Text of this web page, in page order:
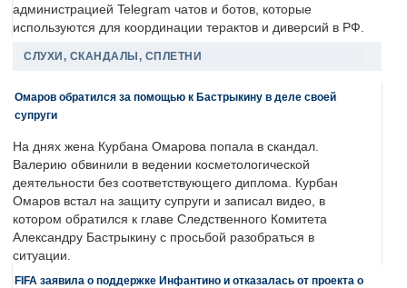
администрацией Telegram чатов и ботов, которые
используются для координации терактов и диверсий в РФ.
СЛУХИ, СКАНДАЛЫ, СПЛЕТНИ
Омаров обратился за помощью к Бастрыкину в деле своей
супруги
На днях жена Курбана Омарова попала в скандал.
Валерию обвинили в ведении косметологической
деятельности без соответствующего диплома. Курбан
Омаров встал на защиту супруги и записал видео, в
котором обратился к главе Следственного Комитета
Александру Бастрыкину с просьбой разобраться в
ситуации.
FIFA заявила о поддержке Инфантино и отказалась от проекта о